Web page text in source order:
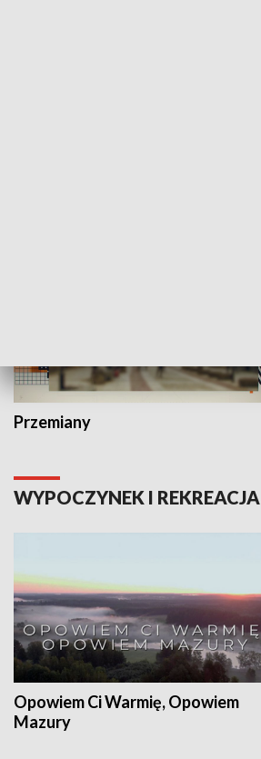
Przemiany
WYPOCZYNEK I REKREACJA
Opowiem Ci Warmię, Opowiem
Mazury